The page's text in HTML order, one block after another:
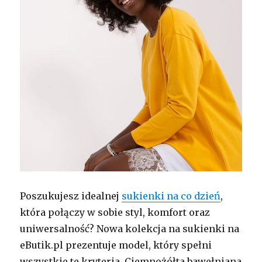
Poszukujesz idealnej sukienki na co dzień,
która połączy w sobie styl, komfort oraz
uniwersalność? Nowa kolekcja na sukienki na
eButik.pl prezentuje model, który spełni